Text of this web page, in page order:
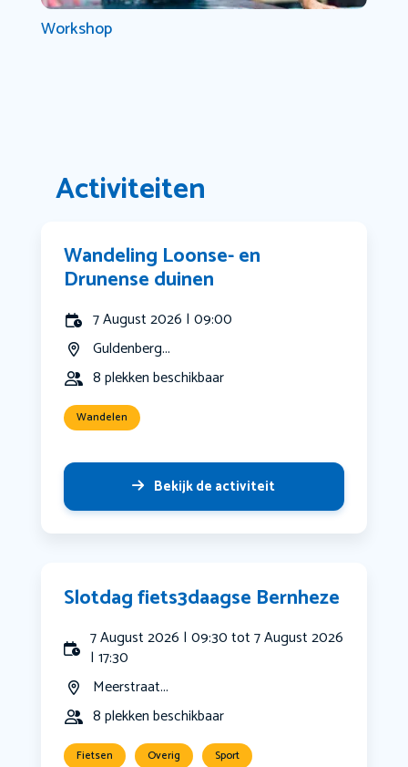
Workshop
Activiteiten
Wandeling Loonse- en
Drunense duinen
7 August 2026 | 09:00
Guldenberg...
8 plekken beschikbaar
Wandelen
Bekijk de activiteit
Slotdag fiets3daagse Bernheze
7 August 2026 | 09:30 tot 7 August 2026
| 17:30
Meerstraat...
8 plekken beschikbaar
Fietsen Overig Sport